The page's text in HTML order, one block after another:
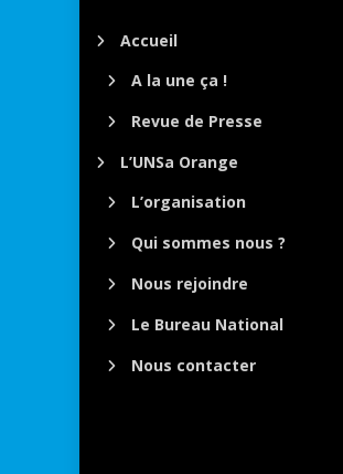
Accueil
A la une ça !
Revue de Presse
L’UNSa Orange
L’organisation
Qui sommes nous ?
Nous rejoindre
Le Bureau National
Nous contacter